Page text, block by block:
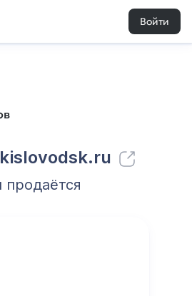
Войти
0 0